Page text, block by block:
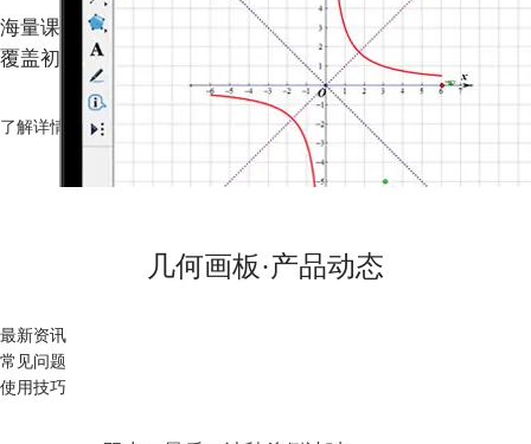
海量课件模板免费下载
覆盖初高中四百多知识点
了解详情
几何画板·产品动态
最新资讯
常见问题
使用技巧